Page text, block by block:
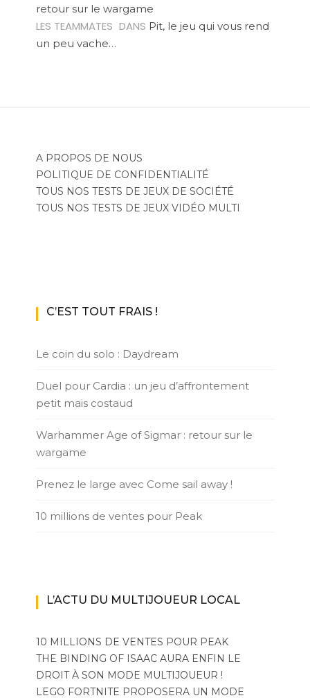
retour sur le wargame
LES TEAMMATES DANS Pit, le jeu qui vous rend
un peu vache…
A PROPOS DE NOUS
POLITIQUE DE CONFIDENTIALITÉ
TOUS NOS TESTS DE JEUX DE SOCIÉTÉ
TOUS NOS TESTS DE JEUX VIDÉO MULTI
C’EST TOUT FRAIS !
Le coin du solo : Daydream
Duel pour Cardia : un jeu d’affrontement
petit mais costaud
Warhammer Age of Sigmar : retour sur le
wargame
Prenez le large avec Come sail away !
10 millions de ventes pour Peak
L’ACTU DU MULTIJOUEUR LOCAL
10 MILLIONS DE VENTES POUR PEAK
THE BINDING OF ISAAC AURA ENFIN LE
DROIT À SON MODE MULTIJOUEUR !
LEGO FORTNITE PROPOSERA UN MODE